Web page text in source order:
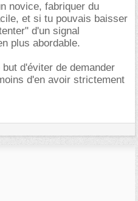
novice, fabriquer du
et si tu pouvais baisser
d'un signal
plus abordable.
d'éviter de demander
d'en avoir strictement